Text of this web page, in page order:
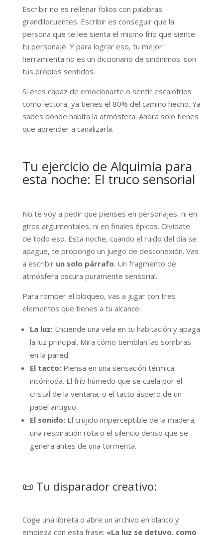
Escribir no es rellenar folios con palabras
grandilocuentes. Escribir es conseguir que la
persona que te lee sienta el mismo frío que siente
tu personaje. Y para lograr eso, tu mejor
herramienta no es un diccionario de sinónimos: son
tus propios sentidos.
Si eres capaz de emocionarte o sentir escalofríos
como lectora, ya tienes el 80% del camino hecho. Ya
sabes dónde habita la atmósfera. Ahora solo tienes
que aprender a canalizarla.
Tu ejercicio de Alquimia para
esta noche: El truco sensorial
No te voy a pedir que pienses en personajes, ni en
giros argumentales, ni en finales épicos. Olvídate
de todo eso. Esta noche, cuando el ruido del día se
apague, te propongo un juego de desconexión. Vas
a escribir un solo párrafo. Un fragmento de
atmósfera oscura puramente sensorial.
Para romper el bloqueo, vas a jugar con tres
elementos que tienes a tu alcance:
La luz:Enciende una vela en tu habitación y apaga
la luz principal. Mira cómo tiemblan las sombras
en la pared.
El tacto:Piensa en una sensación térmica
incómoda. El frío húmedo que se cuela por el
cristal de la ventana, o el tacto áspero de un
papel antiguo.
El sonido:El crujido imperceptible de la madera,
una respiración rota o el silencio denso que se
genera antes de una tormenta.
📜 Tu disparador creativo:
Coge una libreta o abre un archivo en blanco y
empieza con esta frase: «La luz se detuvo, como